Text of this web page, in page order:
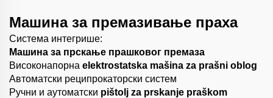
Машина за премазивање праха
Система интегрише:
Машина за прскање прашковог премаза
Високонапорна elektrostatska mašina za prašni oblog
Автоматски реципрокаторски систем
Ручни и аутоматски pištolj za prskanje praškom